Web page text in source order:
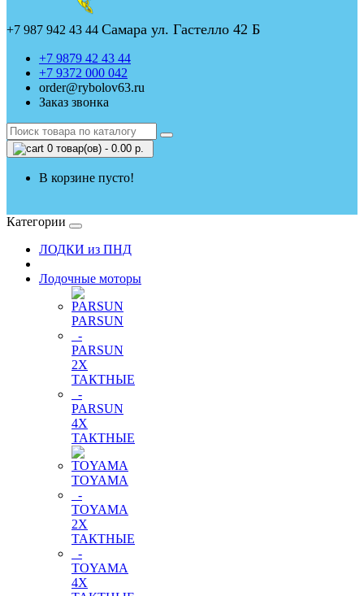
+7 987 942 43 44 Самара ул. Гастелло 42 Б
+7 9879 42 43 44
+7 9372 000 042
order@rybolov63.ru
Заказ звонка
0 товар(ов) - 0.00 р.
В корзине пусто!
Категории
ЛОДКИ из ПНД
Лодочные моторы
PARSUN
-
PARSUN
2Х
ТАКТНЫЕ
-
PARSUN
4Х
ТАКТНЫЕ
TOYAMA
-
TOYAMA
2Х
ТАКТНЫЕ
-
TOYAMA
4Х